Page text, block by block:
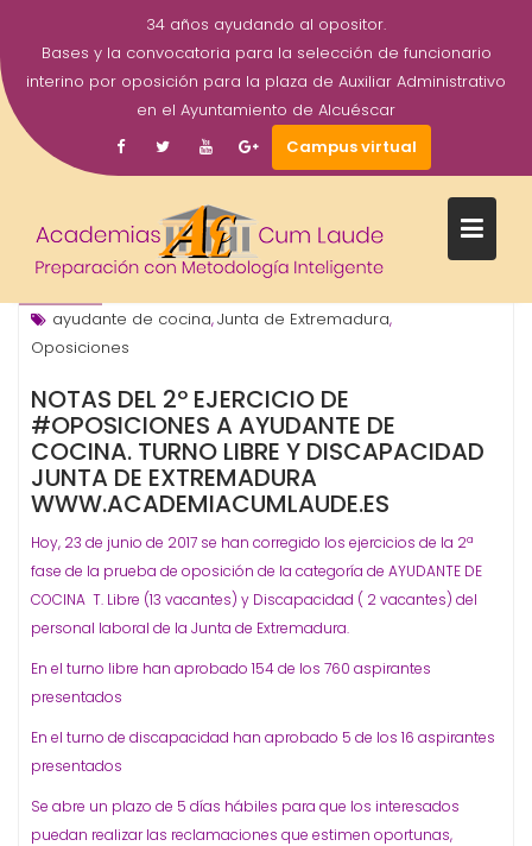
34 años ayudando al opositor.
Bases y la convocatoria para la selección de funcionario
interino por oposición para la plaza de Auxiliar Administrativo
en el Ayuntamiento de Alcuéscar
Campus virtual
COCINA. TURNO LIBRE Y
DISCAPACIDAD JUNTA DE
EXTREMADURA
Jun
2017
academiacumlaudeoposiciones Prensa
ayudante de cocina,Junta de Extremadura,
Oposiciones
NOTAS DEL 2º EJERCICIO DE
#OPOSICIONES A AYUDANTE DE
COCINA. TURNO LIBRE Y DISCAPACIDAD
JUNTA DE EXTREMADURA
WWW.ACADEMIACUMLAUDE.ES
Hoy, 23 de junio de 2017 se han corregido los ejercicios de la 2ª
fase de la prueba de oposición de la categoría de AYUDANTE DE
COCINA T. Libre (13 vacantes) y Discapacidad ( 2 vacantes) del
personal laboral de la Junta de Extremadura.
En el turno libre han aprobado 154 de los 760 aspirantes
presentados
En el turno de discapacidad han aprobado 5 de los 16 aspirantes
presentados
Se abre un plazo de 5 días hábiles para que los interesados
puedan realizar las reclamaciones que estimen oportunas,